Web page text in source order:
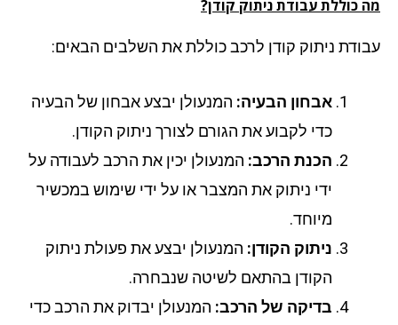
מה כוללת עבודת ניתוק קודן?
עבודת ניתוק קודן לרכב כוללת את השלבים הבאים:
אבחון הבעיה: המנעולן יבצע אבחון של הבעיה
כדי לקבוע את הגורם לצורך ניתוק הקודן.
הכנת הרכב: המנעולן יכין את הרכב לעבודה על
ידי ניתוק את המצבר או על ידי שימוש במכשיר
מיוחד.
ניתוק הקודן: המנעולן יבצע את פעולת ניתוק
הקודן בהתאם לשיטה שנבחרה.
בדיקה של הרכב: המנעולן יבדוק את הרכב כדי